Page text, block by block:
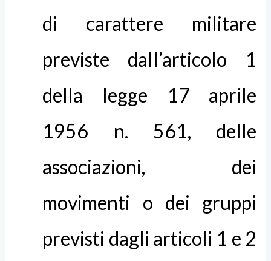
di carattere militare
previste dall’articolo 1
della legge 17 aprile
1956 n. 561, delle
associazioni, dei
movimenti o dei gruppi
previsti dagli articoli 1 e 2